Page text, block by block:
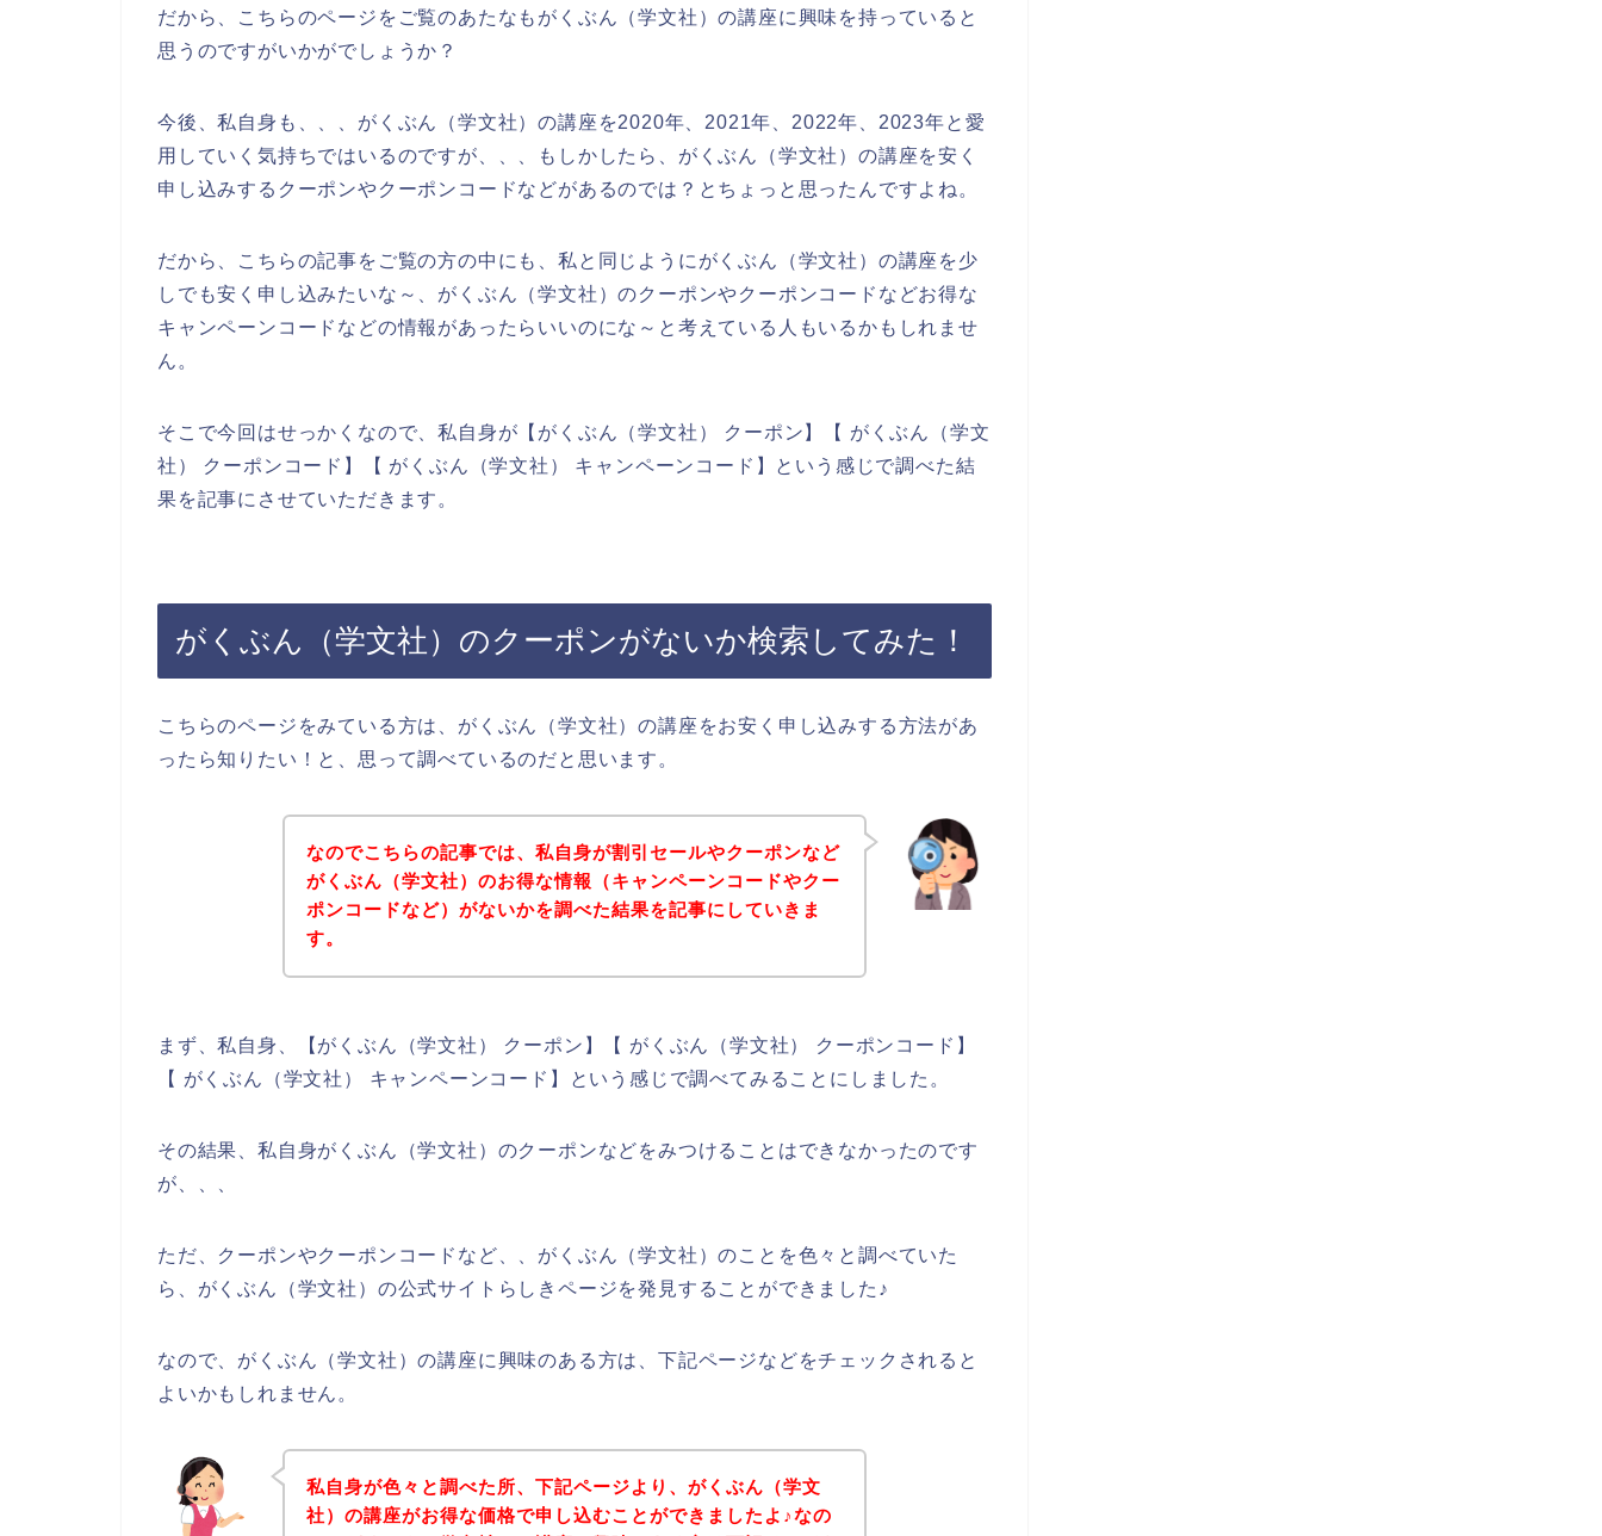
だから、こちらのページをご覧のあたなもがくぶん（学文社）の講座に興味を持っていると
思うのですがいかがでしょうか？
今後、私自身も、、、がくぶん（学文社）の講座を2020年、2021年、2022年、2023年と愛
用していく気持ちではいるのですが、、、もしかしたら、がくぶん（学文社）の講座を安く
申し込みするクーポンやクーポンコードなどがあるのでは？とちょっと思ったんですよね。
だから、こちらの記事をご覧の方の中にも、私と同じようにがくぶん（学文社）の講座を少
しでも安く申し込みたいな～、がくぶん（学文社）のクーポンやクーポンコードなどお得な
キャンペーンコードなどの情報があったらいいのにな～と考えている人もいるかもしれませ
ん。
そこで今回はせっかくなので、私自身が【がくぶん（学文社） クーポン】【 がくぶん（学文
社） クーポンコード】【 がくぶん（学文社） キャンペーンコード】という感じで調べた結
果を記事にさせていただきます。
がくぶん（学文社）のクーポンがないか検索してみた！
こちらのページをみている方は、がくぶん（学文社）の講座をお安く申し込みする方法があ
ったら知りたい！と、思って調べているのだと思います。
なのでこちらの記事では、私自身が割引セールやクーポンなど
がくぶん（学文社）のお得な情報（キャンペーンコードやクー
ポンコードなど）がないかを調べた結果を記事にしていきま
す。
まず、私自身、【がくぶん（学文社） クーポン】【 がくぶん（学文社） クーポンコード】
【 がくぶん（学文社） キャンペーンコード】という感じで調べてみることにしました。
その結果、私自身がくぶん（学文社）のクーポンなどをみつけることはできなかったのです
が、、、
ただ、クーポンやクーポンコードなど、、がくぶん（学文社）のことを色々と調べていた
ら、がくぶん（学文社）の公式サイトらしきページを発見することができました♪
なので、がくぶん（学文社）の講座に興味のある方は、下記ページなどをチェックされると
よいかもしれません。
私自身が色々と調べた所、下記ページより、がくぶん（学文
社）の講座がお得な価格で申し込むことができましたよ♪なの